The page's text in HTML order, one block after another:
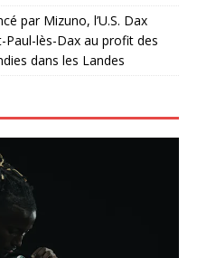
par Mizuno, l’U.S. Dax
Paul-lès-Dax au profit des
dans les Landes